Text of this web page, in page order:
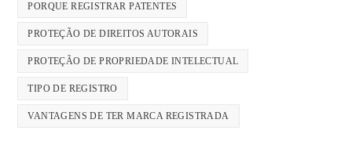
PORQUE REGISTRAR PATENTES
PROTEÇÃO DE DIREITOS AUTORAIS
PROTEÇÃO DE PROPRIEDADE INTELECTUAL
TIPO DE REGISTRO
VANTAGENS DE TER MARCA REGISTRADA